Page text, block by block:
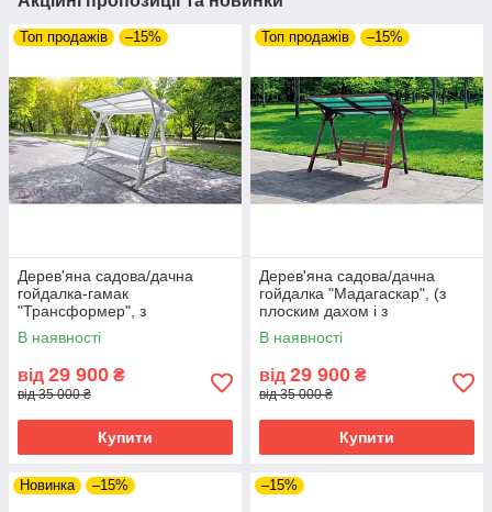
Топ продажів –15%
Дерев'яна садова/дачна
гойдалка-гамак
"Трансформер", з
фарбуванням та з плоским
дахом (полікарбонат)
В наявності
від 29 900 ₴
від 35 000 ₴
Купити
Топ продажів –15%
Дерев'яна садова/дачна
гойдалка "Мадагаскар", (з
плоским дахом і з
пластиковим шифером)
В наявності
від 29 900 ₴
від 35 000 ₴
Купити
Новинка –15% –15%